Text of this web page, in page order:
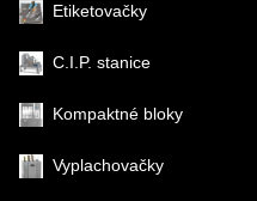
Etiketovačky
C.I.P. stanice
Kompaktné bloky
Vyplachovačky